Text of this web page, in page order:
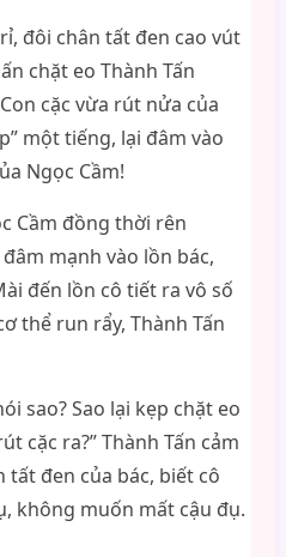
đôi chân tất đen cao vút
chặt eo Thành Tấn
cặc vừa rút nửa của
một tiếng, lại đâm vào
Ngọc Cầm!
Cầm đồng thời rên
mạnh vào lồn bác,
đến lồn cô tiết ra vô số
thể run rẩy, Thành Tấn
sao? Sao lại kẹp chặt eo
cặc ra?” Thành Tấn cảm
đen của bác, biết cô
không muốn mất cậu đụ.